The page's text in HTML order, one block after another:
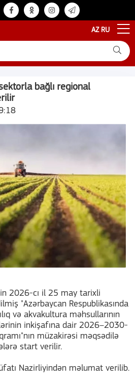
AZ RU
bağlı regional
2026-cı il 25 may tarixli
"Azərbaycan Respublikasında
və akvakultura məhsullarının
inkişafına dair 2026–2030-
müzakirəsi məqsədilə
start verilir.
Nazirliyindən məlumat verilib.